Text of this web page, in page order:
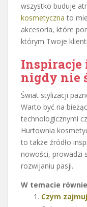
wszystko buduje
kosmetyczna to
akcesoria, które
którym Twoje
Inspiracje
nigdy nie
Świat stylizacji
Warto być na
technologicznymi
Hurtownia
to także źródło
nowości, prowadzi
rozwijaniu pasji.
W temacie
Czym